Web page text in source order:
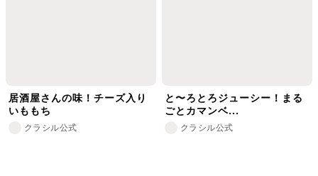
居酒屋さんの味！チーズ入り
いももち
クラシル公式
と〜ろとろジューシー！まる
ごとカマンベ...
クラシル公式